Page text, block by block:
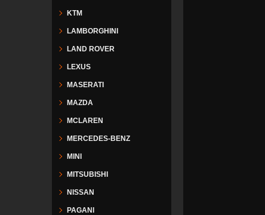
KTM
LAMBORGHINI
LAND ROVER
LEXUS
MASERATI
MAZDA
MCLAREN
MERCEDES-BENZ
MINI
MITSUBISHI
NISSAN
PAGANI